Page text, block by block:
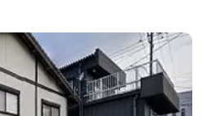
ナエリアやコンテナタイプの宿